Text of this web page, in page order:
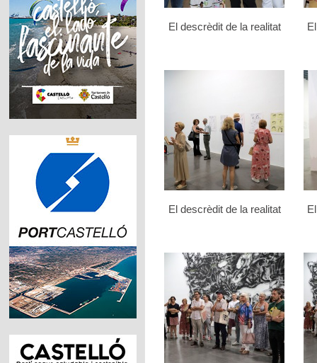
El descrèdit de la realitat
El descrèdit de la realitat